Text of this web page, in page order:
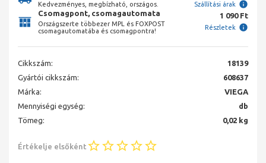
Kedvezményes, megbízható, országos. Szállítási árak
Csomagpont, csomagautomata
Országszerte többezer MPL és FOXPOST
csomagautomatába és csomagpontra!
1 090 Ft
Részletek
Cikkszám:
18139
Gyártói cikkszám:
608637
Márka:
VIEGA
Mennyiségi egység:
db
Tömeg:
0,02 kg
Értékelje elsőként